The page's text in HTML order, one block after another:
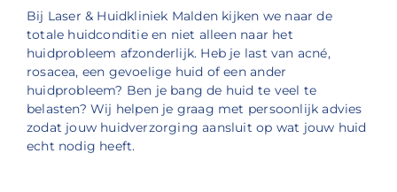
Bij Laser & Huidkliniek Malden kijken we naar de
totale huidconditie en niet alleen naar het
huidprobleem afzonderlijk. Heb je last van acné,
rosacea, een gevoelige huid of een ander
huidprobleem? Ben je bang de huid te veel te
belasten? Wij helpen je graag met persoonlijk advies
zodat jouw huidverzorging aansluit op wat jouw huid
echt nodig heeft.